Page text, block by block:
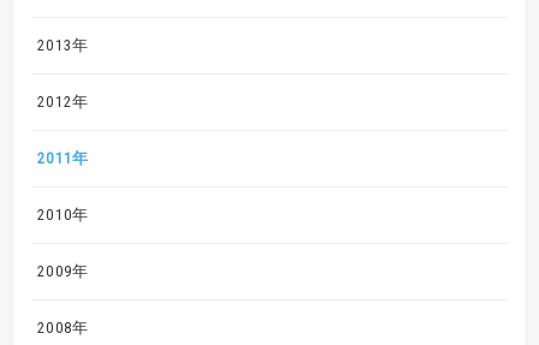
2013年
2012年
2011年
2010年
2009年
2008年